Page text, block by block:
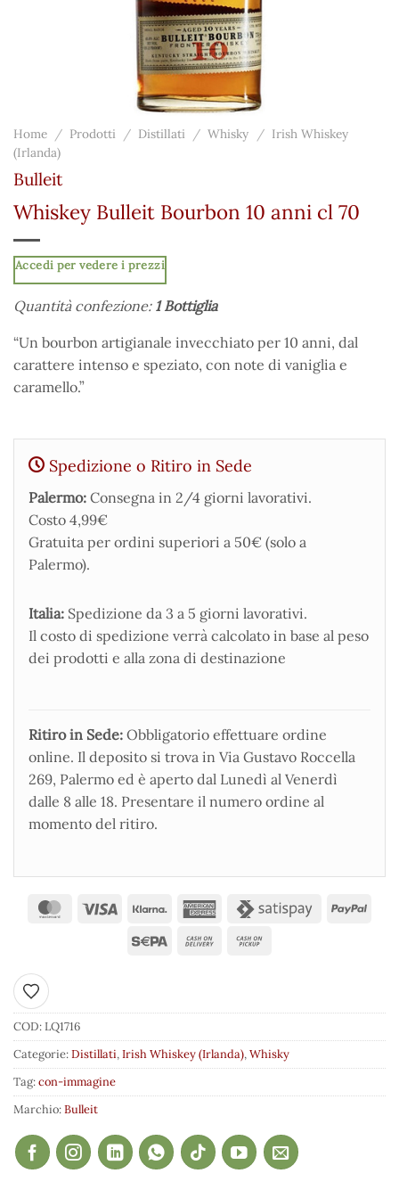
Home / Prodotti / Distillati / Whisky / Irish Whiskey
(Irlanda)
Bulleit
Whiskey Bulleit Bourbon 10 anni cl 70
Accedi per vedere i prezzi
Quantità confezione: 1 Bottiglia
“Un bourbon artigianale invecchiato per 10 anni, dal
carattere intenso e speziato, con note di vaniglia e
caramello.”
Spedizione o Ritiro in Sede
Palermo: Consegna in 2/4 giorni lavorativi.
Costo 4,99€
Gratuita per ordini superiori a 50€ (solo a
Palermo).
Italia: Spedizione da 3 a 5 giorni lavorativi.
Il costo di spedizione verrà calcolato in base al peso
dei prodotti e alla zona di destinazione
Ritiro in Sede: Obbligatorio effettuare ordine
online. Il deposito si trova in Via Gustavo Roccella
269, Palermo ed è aperto dal Lunedì al Venerdì
dalle 8 alle 18. Presentare il numero ordine al
momento del ritiro.
Aggiungi ai preferiti
COD:LQ1716
Categorie:Distillati,Irish Whiskey (Irlanda),Whisky
Tag:con-immagine
Marchio:Bulleit